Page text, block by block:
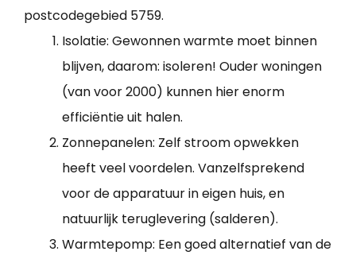
postcodegebied 5759.
Isolatie: Gewonnen warmte moet binnen
blijven, daarom: isoleren! Ouder woningen
(van voor 2000) kunnen hier enorm
efficiëntie uit halen.
Zonnepanelen: Zelf stroom opwekken
heeft veel voordelen. Vanzelfsprekend
voor de apparatuur in eigen huis, en
natuurlijk teruglevering (salderen).
Warmtepomp: Een goed alternatief van de